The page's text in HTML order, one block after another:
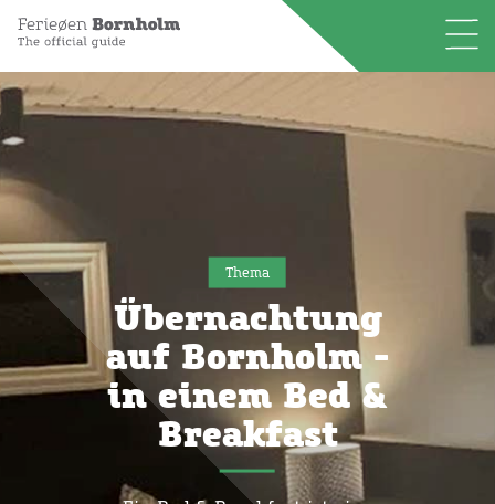
Thema
Übernachtung
auf Bornholm -
in einem Bed &
Breakfast